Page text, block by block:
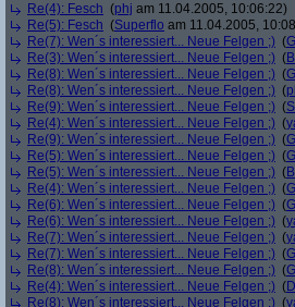
Re(4): Fesch (phj am 11.04.2005, 10:06:22)
Re(5): Fesch (Superflo am 11.04.2005,
Re(7): Wen´s interessiert... Neue Felgen ;) (
Re(3): Wen´s interessiert... Neue Felgen ;) (
Re(8): Wen´s interessiert... Neue Felgen ;) (
Re(8): Wen´s interessiert... Neue Felgen ;) (
Re(9): Wen´s interessiert... Neue Felgen ;) (
Re(4): Wen´s interessiert... Neue Felgen ;) (
Re(9): Wen´s interessiert... Neue Felgen ;) (
Re(5): Wen´s interessiert... Neue Felgen ;) (
Re(5): Wen´s interessiert... Neue Felgen ;) (
Re(4): Wen´s interessiert... Neue Felgen ;) (
Re(6): Wen´s interessiert... Neue Felgen ;) (
Re(6): Wen´s interessiert... Neue Felgen ;) (
Re(7): Wen´s interessiert... Neue Felgen ;) (
Re(7): Wen´s interessiert... Neue Felgen ;) (
Re(8): Wen´s interessiert... Neue Felgen ;) (
Re(4): Wen´s interessiert... Neue Felgen ;) (
Re(8): Wen´s interessiert... Neue Felgen ;) (